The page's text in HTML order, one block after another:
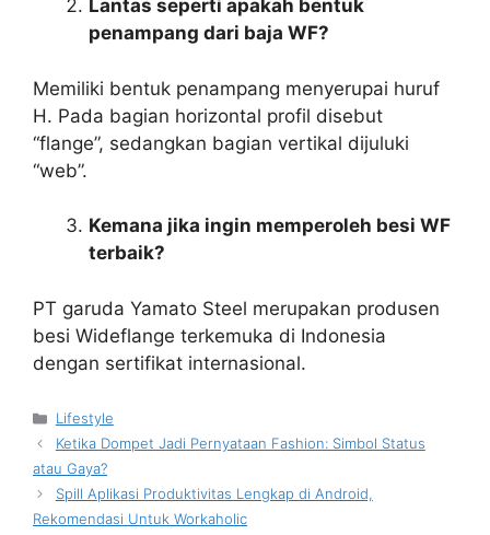
Lantas seperti apakah bentuk
penampang dari baja WF?
Memiliki bentuk penampang menyerupai huruf
H. Pada bagian horizontal profil disebut
“flange”, sedangkan bagian vertikal dijuluki
“web”.
Kemana jika ingin memperoleh besi WF
terbaik?
PT garuda Yamato Steel merupakan produsen
besi Wideflange terkemuka di Indonesia
dengan sertifikat internasional.
Kategori
Lifestyle
Ketika Dompet Jadi Pernyataan Fashion: Simbol Status
atau Gaya?
Spill Aplikasi Produktivitas Lengkap di Android,
Rekomendasi Untuk Workaholic